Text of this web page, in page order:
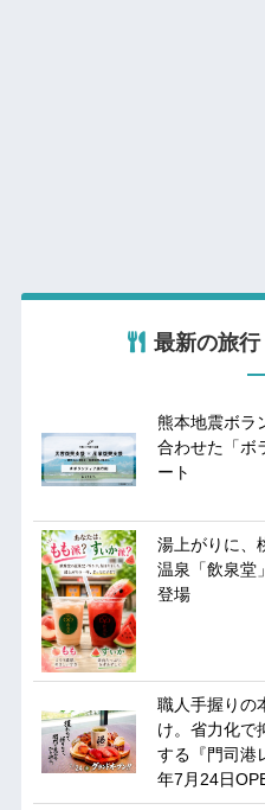
最新の旅
熊本地震ボラ
合わせた「ボ
ート
湯上がりに、
温泉「飲泉堂
登場
職人手握りの
け。省力化で
する『門司港
年7月24日